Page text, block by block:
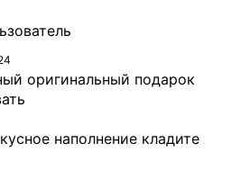
оригинальный подарок
наполнение кладите